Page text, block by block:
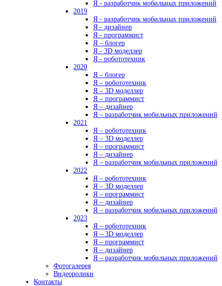
Я - разработчик мобильных приложений
2019
Я - разработчик мобильных приложений
Я - дизайнер
Я - программист
Я – блогер
Я - 3D моделлер
Я - робототехник
2020
Я – блогер
Я – робототехник
Я – 3D моделлер
Я – программист
Я – дизайнер
Я – разработчик мобильных приложений
2021
Я – робототехник
Я – 3D моделлер
Я – программист
Я – дизайнер
Я – разработчик мобильных приложений
2022
Я – робототехник
Я – 3D моделлер
Я – программист
Я – дизайнер
Я – разработчик мобильных приложений
2023
Я – робототехник
Я – 3D моделлер
Я – программист
Я – дизайнер
Я – разработчик мобильных приложений
Фотогалерея
Видеоролики
Контакты